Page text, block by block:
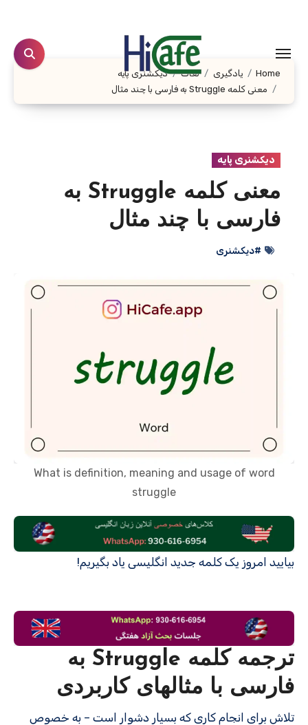
content
Home یادگیری لغات
دیکشنری پایه
معنی کلمه Struggle به فارسی با چند مثال
دیکشنری پایه
معنی کلمه Struggle به
فارسی با چند مثال
#دیکشنری
What is definition, meaning and usage of word
struggle
بیایید امروز یک کلمه جدید انگلیسی یاد بگیریم!
ترجمه کلمه Struggle به
فارسی با مثالهای کاربردی
تلاش برای انجام کاری که بسیار دشوار است – به خصوص